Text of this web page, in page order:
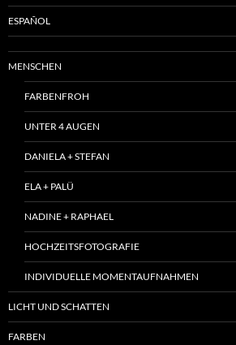
ESPAÑOL
MENSCHEN
FARBENFROH
UNTER 4 AUGEN
DANIELA + STEFAN
ELA + PALÜ
NADINE + RAPHAEL
HOCHZEITSFOTOGRAFIE
INDIVIDUELLE MOMENTAUFNAHMEN
LICHT UND SCHATTEN
FARBEN